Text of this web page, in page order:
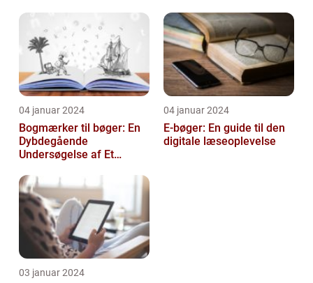
04 januar 2024
Bogmærker til bøger: En
Dybdegående
Undersøgelse af Et
04 januar 2024
E-bøger: En guide til den
digitale læseoplevelse
03 januar 2024